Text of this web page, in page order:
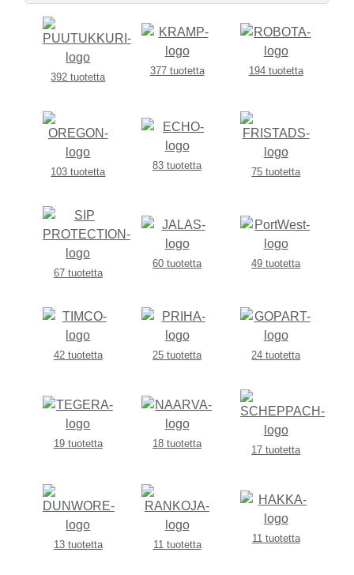
392 tuotetta
377 tuotetta 194 tuotetta
103 tuotetta
83 tuotetta
75 tuotetta
67 tuotetta
60 tuotetta 49 tuotetta
42 tuotetta 25 tuotetta 24 tuotetta
19 tuotetta 18 tuotetta
17 tuotetta
13 tuotetta 11 tuotetta
11 tuotetta